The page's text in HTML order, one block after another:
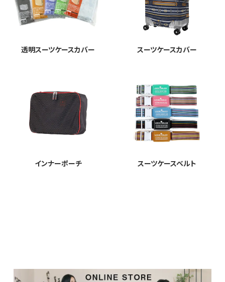
透明スーツケースカバー スーツケースカバー
インナーポーチ スーツケースベルト